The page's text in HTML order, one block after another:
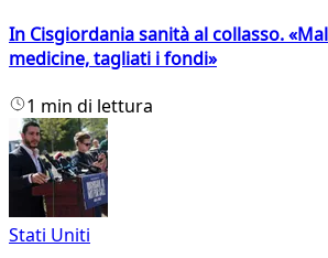
In Cisgiordania sanità al collasso.
medicine, tagliati i fondi»
1 min di lettura
Stati Uniti